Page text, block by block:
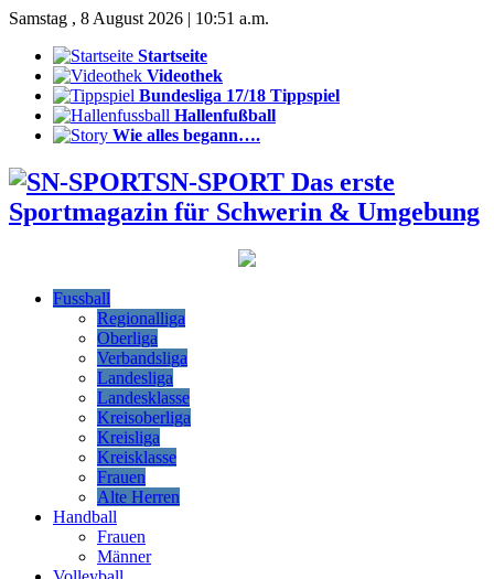
Samstag , 8 August 2026 | 10:51 a.m.
Startseite
Videothek
Bundesliga 17/18 Tippspiel
Hallenfußball
Wie alles begann….
SN-SPORT Das erste
Sportmagazin für Schwerin & Umgebung
Fussball
Regionalliga
Oberliga
Verbandsliga
Landesliga
Landesklasse
Kreisoberliga
Kreisliga
Kreisklasse
Frauen
Alte Herren
Handball
Frauen
Männer